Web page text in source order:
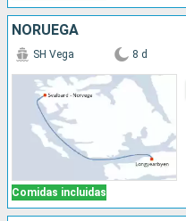
NORUEGA
Comidas incluidas
SH Vega 8 d